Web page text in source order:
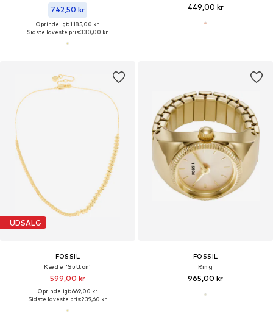
742,50 kr
Oprindeligt: 1.185,00 kr
Sidste laveste pris:330,00 kr
449,00 kr
UDSALG
FOSSIL
Kæde 'Sutton'
599,00 kr
Oprindeligt: 669,00 kr
Sidste laveste pris:239,60 kr
FOSSIL
Ring
965,00 kr